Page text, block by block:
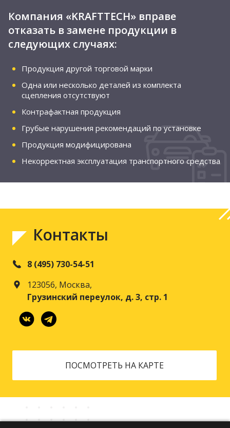
Компания «KRAFTTECH» вправе
отказать в замене продукции в
следующих случаях:
Продукция другой торговой марки
Одна или несколько деталей из комплекта
сцепления отсутствуют
Контрафактная продукция
Грубые нарушения рекомендаций по установке
Продукция модифицирована
Некорректная эксплуатация транспортного средства
Контакты
8 (495) 730-54-51
123056, Москва,
Грузинский переулок, д. 3, стр. 1
ПОСМОТРЕТЬ НА КАРТЕ